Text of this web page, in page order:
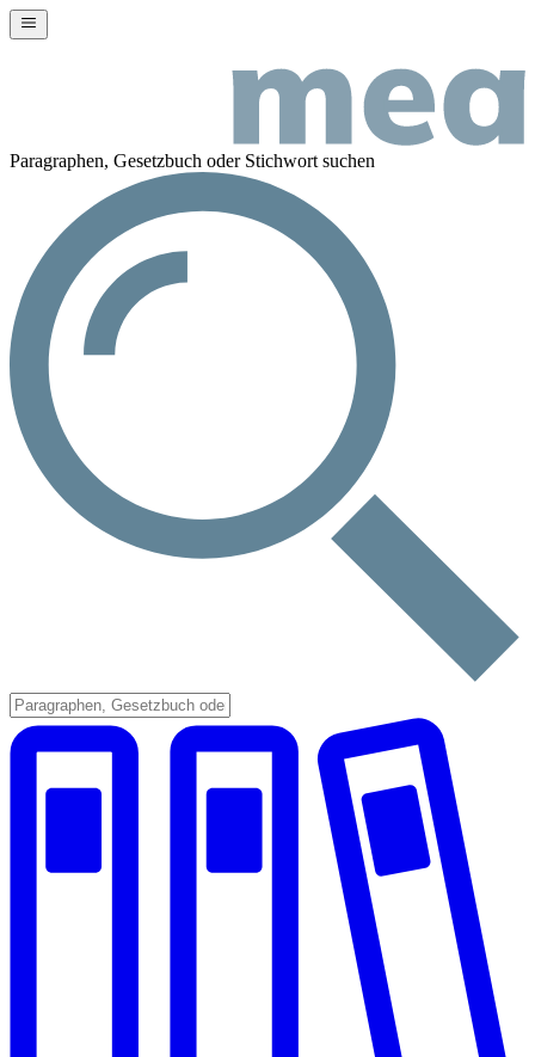
Paragraphen, Gesetzbuch oder Stichwort suchen